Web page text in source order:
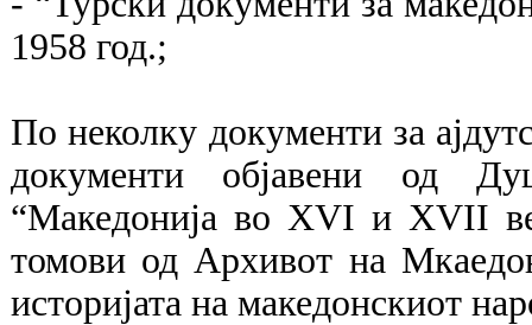
1958 год.;
По неколку документи за
документи објавени од
“Македонија во XVI и XVII
томови од Архивот на
историјата на македонскиот